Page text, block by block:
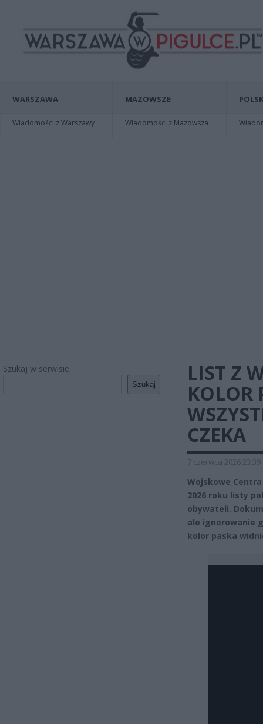
WARSZAWA
Wiadomości z Warszawy
MAZOWSZE
Wiadomości z Mazowsza
Szukaj w serwisie
Szukaj
LIST Z
KOLOR
CZEKA
7 czerwca 2026 23:39
Wojskowe
2026 roku listy
obywateli.
ale ignorowanie
kolor paska